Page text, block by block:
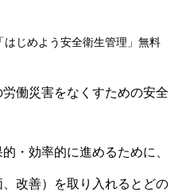
じめよう安全衛生管理」無料
働災害をなくすための安全
・効率的に進めるために、
改善）を取り入れるとどの